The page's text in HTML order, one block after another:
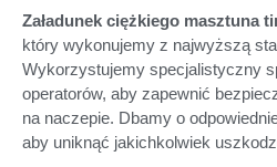
Załadunek ciężkiego masztuna
który wykonujemy z najwyższą
Wykorzystujemy specjalistyczny
operatorów, aby zapewnić
na naczepie. Dbamy o
aby uniknąć jakichkolwiek